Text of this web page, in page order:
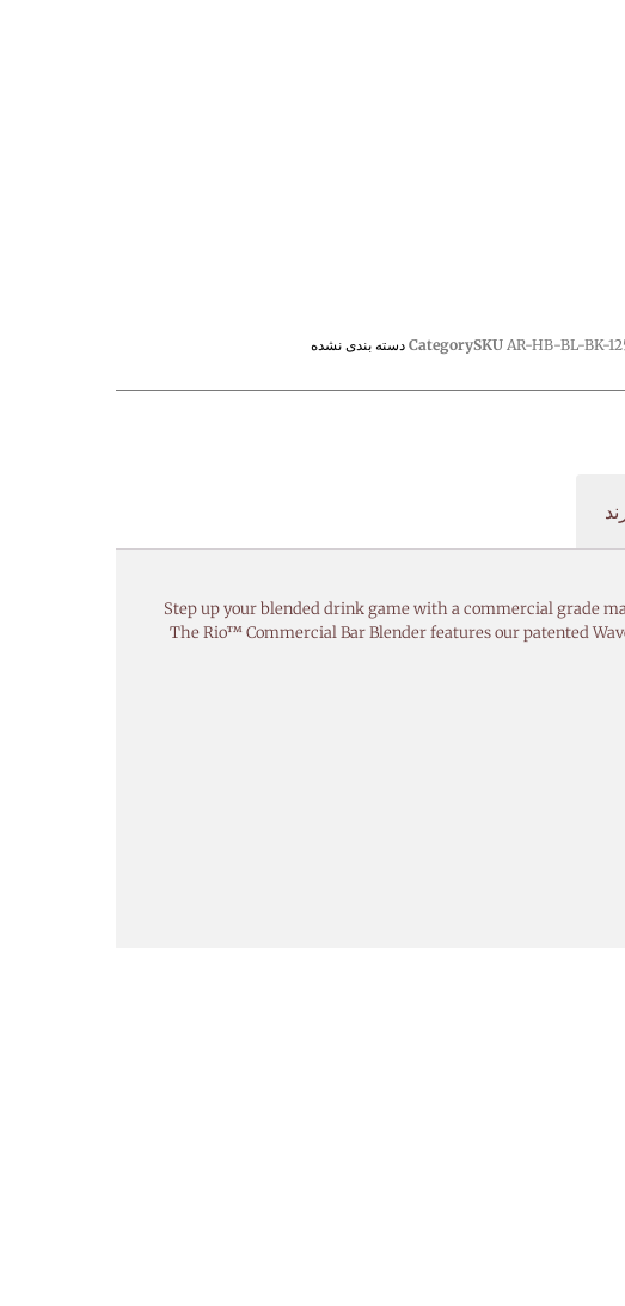
SKUAR-HB-BL-BK-
Category دسته بندی نشده
Step up your blended drink game with a commercial grade
The Rio™ Commercial Bar Blender features our patented